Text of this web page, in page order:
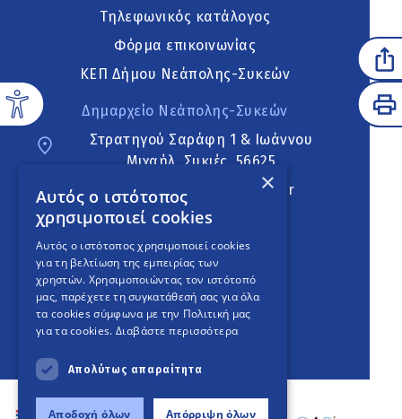
Τηλεφωνικός κατάλογος
Φόρμα επικοινωνίας
ΚΕΠ Δήμου Νεάπολης-Συκεών
Δημαρχείο Νεάπολης-Συκεών
Στρατηγού Σαράφη 1 & Ιωάννου
Μιχαήλ, Συκιές, 56625
neapoli.sykies@ddt.gov.gr
Ακολουθήστε
English Version
An project
×
Αυτός ο ιστότοπος
χρησιμοποιεί cookies
Αυτός ο ιστότοπος χρησιμοποιεί cookies
για τη βελτίωση της εμπειρίας των
χρηστών. Χρησιμοποιώντας τον ιστότοπό
μας, παρέχετε τη συγκατάθεσή σας για όλα
τα cookies σύμφωνα με την Πολιτική μας
για τα cookies. Διαβάστε περισσότερα
Απολύτως απαραίτητα
Αποδοχή όλων Απόρριψη όλων